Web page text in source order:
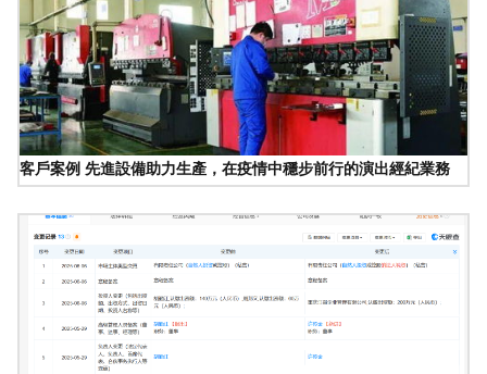
客戶案例 先進設備助力生產，在疫情中穩步前行的演出經紀業務